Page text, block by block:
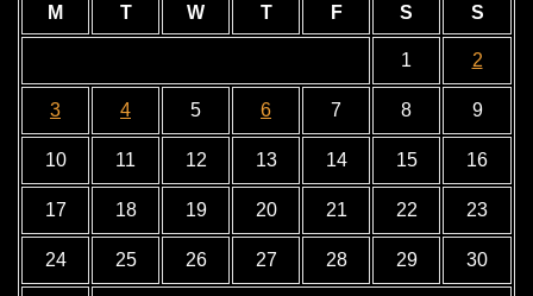
M T W T F S S
1 2
3 4 5 6 7 8 9
10 11 12 13 14 15 16
17 18 19 20 21 22 23
24 25 26 27 28 29 30